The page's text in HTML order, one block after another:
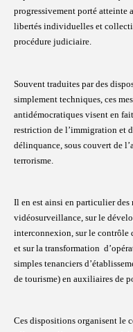
progressivement porté atteinte
libertés individuelles et
procédure judiciaire.
Souvent traduites par des
simplement techniques, ces
antidémocratiques visent en
restriction de l’immigration et
délinquance, sous couvert de
terrorisme.
Il en est ainsi en particulier des
vidéosurveillance, sur le
interconnexion, sur le contrôle
et sur la transformation
simples tenanciers
de tourisme) en auxiliaires de
Ces dispositions organisent le